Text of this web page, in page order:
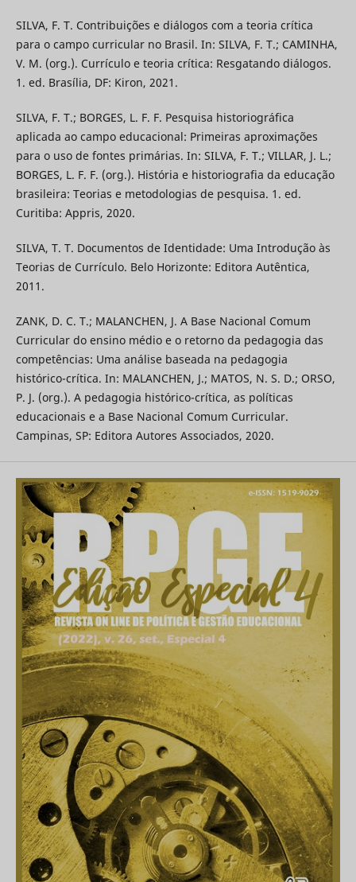
SILVA, F. T. Contribuições e diálogos com a teoria crítica
para o campo curricular no Brasil. In: SILVA, F. T.; CAMINHA,
V. M. (org.). Currículo e teoria crítica: Resgatando diálogos.
1. ed. Brasília, DF: Kiron, 2021.
SILVA, F. T.; BORGES, L. F. F. Pesquisa historiográfica
aplicada ao campo educacional: Primeiras aproximações
para o uso de fontes primárias. In: SILVA, F. T.; VILLAR, J. L.;
BORGES, L. F. F. (org.). História e historiografia da educação
brasileira: Teorias e metodologias de pesquisa. 1. ed.
Curitiba: Appris, 2020.
SILVA, T. T. Documentos de Identidade: Uma Introdução às
Teorias de Currículo. Belo Horizonte: Editora Autêntica,
2011.
ZANK, D. C. T.; MALANCHEN, J. A Base Nacional Comum
Curricular do ensino médio e o retorno da pedagogia das
competências: Uma análise baseada na pedagogia
histórico-crítica. In: MALANCHEN, J.; MATOS, N. S. D.; ORSO,
P. J. (org.). A pedagogia histórico-crítica, as políticas
educacionais e a Base Nacional Comum Curricular.
Campinas, SP: Editora Autores Associados, 2020.